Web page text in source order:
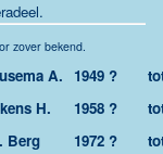
zover bekend.
A. 1949 ?
H. 1958 ?
Berg 1972 ?